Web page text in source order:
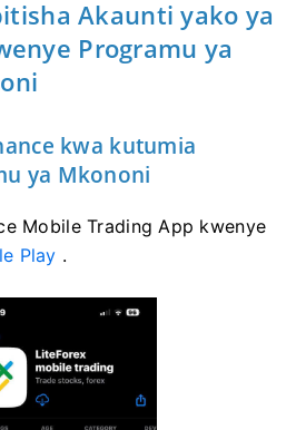
Akaunti yako ya
Programu ya
kwa kutumia
ya Mkononi
Mobile Trading App kwenye
Play .